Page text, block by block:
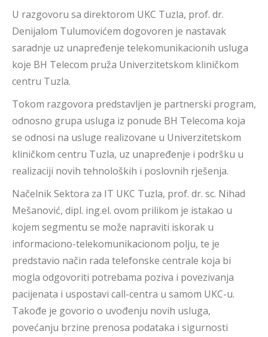
U razgovoru sa direktorom UKC Tuzla, prof. dr.
Denijalom Tulumovićem dogovoren je nastavak
saradnje uz unapređenje telekomunikacionih usluga
koje BH Telecom pruža Univerzitetskom kliničkom
centru Tuzla.
Tokom razgovora predstavljen je partnerski program,
odnosno grupa usluga iz ponude BH Telecoma koja
se odnosi na usluge realizovane u Univerzitetskom
kliničkom centru Tuzla, uz unapređenje i podršku u
realizaciji novih tehnoloških i poslovnih rješenja.
Načelnik Sektora za IT UKC Tuzla, prof. dr. sc. Nihad
Mešanović, dipl. ing.el. ovom prilikom je istakao u
kojem segmentu se može napraviti iskorak u
informaciono-telekomunikacionom polju, te je
predstavio način rada telefonske centrale koja bi
mogla odgovoriti potrebama poziva i povezivanja
pacijenata i uspostavi call-centra u samom UKC-u.
Takođe je govorio o uvođenju novih usluga,
povećanju brzine prenosa podataka i sigurnosti